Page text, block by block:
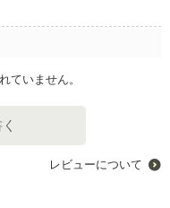
ていません。
レビューについて